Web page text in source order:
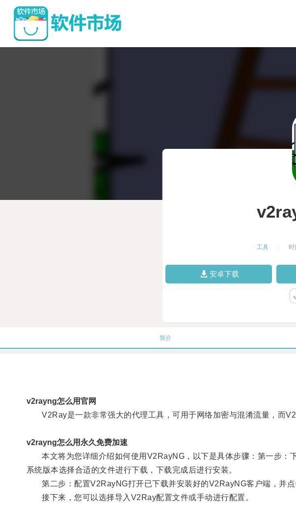
工具 时
安卓下载
简介
v2rayng怎么用官网
V2Ray是一款非常强大的代理工具，可用于网络加密与混淆流量，而
v2rayng怎么用永久免费加速
本文将为您详细介绍如何使用V2RayNG，以下是具体步骤：第一步：
系统版本选择合适的文件进行下载，下载完成后进行安装。
第二步：配置V2RayNG打开已下载并安装好的V2RayNG客户端，并点
接下来，您可以选择导入V2Ray配置文件或手动进行配置。